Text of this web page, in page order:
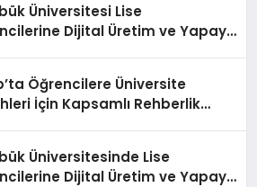
Üniversitesi Lise
Dijital Üretim ve Yapay
Öğrencilere Üniversite
İçin Kapsamlı Rehberlik
Üniversitesinde Lise
Dijital Üretim ve Yapay